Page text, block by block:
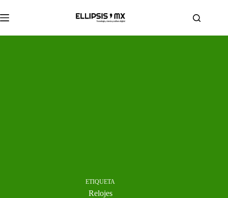
al
contenido
ETIQUETA
Relojes